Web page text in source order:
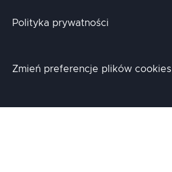
Polityka prywatności
Zmień preferencje plików cookies